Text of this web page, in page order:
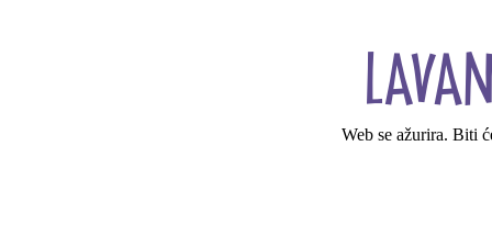
Web se ažurira. Biti